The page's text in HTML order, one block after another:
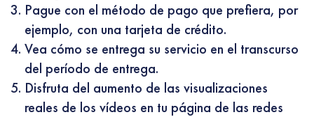
Pague con el método de pago que prefiera, por
ejemplo, con una tarjeta de crédito.
Vea cómo se entrega su servicio en el transcurso
del período de entrega.
Disfruta del aumento de las visualizaciones
reales de los vídeos en tu página de las redes